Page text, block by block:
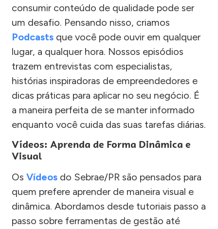
consumir conteúdo de qualidade pode ser
um desafio. Pensando nisso, criamos
Podcasts que você pode ouvir em qualquer
lugar, a qualquer hora. Nossos episódios
trazem entrevistas com especialistas,
histórias inspiradoras de empreendedores e
dicas práticas para aplicar no seu negócio. É
a maneira perfeita de se manter informado
enquanto você cuida das suas tarefas diárias.
Vídeos: Aprenda de Forma Dinâmica e
Visual
Os Vídeos do Sebrae/PR são pensados para
quem prefere aprender de maneira visual e
dinâmica. Abordamos desde tutoriais passo a
passo sobre ferramentas de gestão até